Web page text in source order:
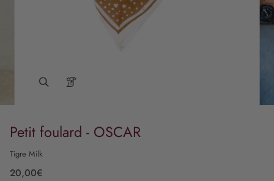
Petit foulard - OSCAR
Tigre Milk
20,00€